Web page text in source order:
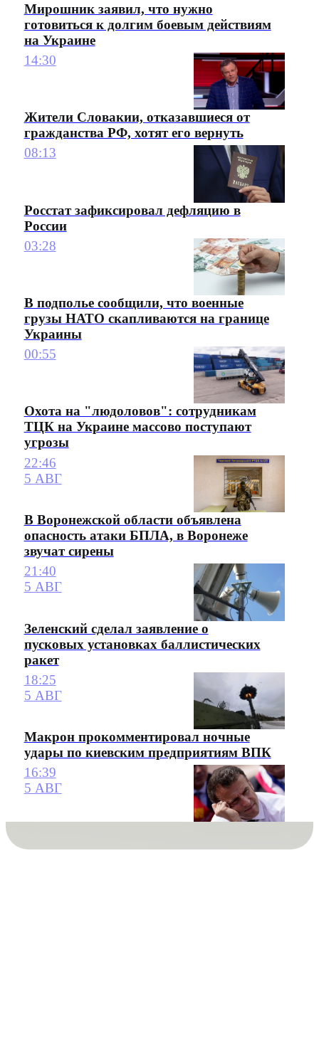
Мирошник заявил, что нужно
готовиться к долгим боевым действиям
на Украине
14:30
Жители Словакии, отказавшиеся от
гражданства РФ, хотят его вернуть
08:13
Росстат зафиксировал дефляцию в
России
03:28
В подполье сообщили, что военные
грузы НАТО скапливаются на границе
Украины
00:55
Охота на "людоловов": сотрудникам
ТЦК на Украине массово поступают
угрозы
22:46
5 АВГ
В Воронежской области объявлена
опасность атаки БПЛА, в Воронеже
звучат сирены
21:40
5 АВГ
Зеленский сделал заявление о
пусковых установках баллистических
ракет
18:25
5 АВГ
Макрон прокомментировал ночные
удары по киевским предприятиям ВПК
16:39
5 АВГ